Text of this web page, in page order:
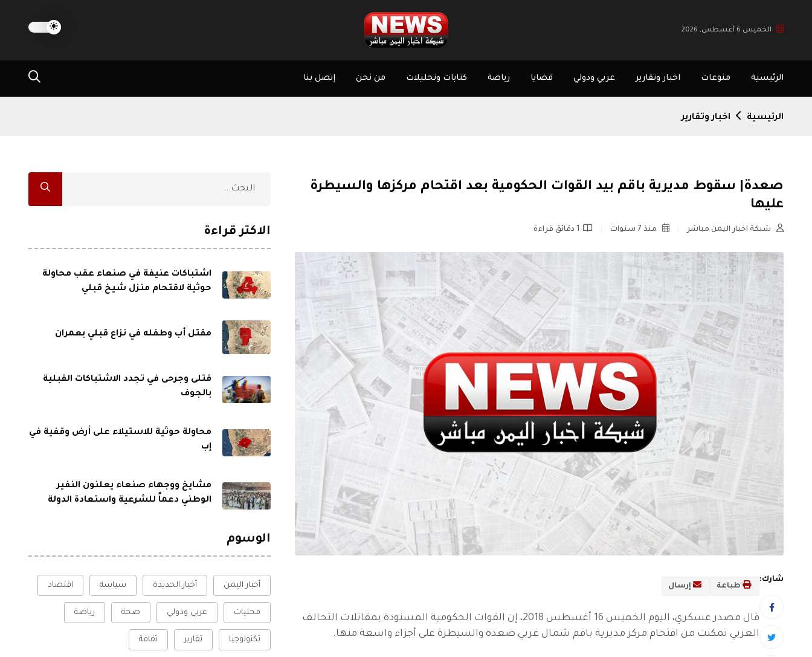
الخميس 6 أغسطس, 2026
الرئيسية منوعات اخبار وتقارير عربي ودولي قضايا رياضة كتابات وتحليلات من نحن إتصل بنا
الرئيسية اخبار وتقارير
صعدة| سقوط مديرية باقم بيد القوات الحكومية بعد اقتحام مركزها والسيطرة
عليها
شبكة اخبار اليمن مباشر منذ 7 سنوات 1 دقائق قراءة
شارك:
طباعة إرسال
قال مصدر عسكري، اليوم الخميس 16 أغسطس 2018، إن القوات الحكومية المسنودة بمقاتلات التحالف
العربي تمكنت من اقتحام مركز مديرية باقم شمال غربي صعدة والسيطرة على أجزاء واسعة منها.
الاكثر قراءة
اشتباكات عنيفة في صنعاء عقب محاولة
حوثية لاقتحام منزل شيخ قبلي
مقتل أب وطفله في نزاع قبلي بعمران
قتلى وجرحى في تجدد الاشتباكات القبلية
بالجوف
محاولة حوثية للاستيلاء على أرض وقفية في
إب
مشايخ ووجهاء صنعاء يعلنون النفير
الوطني دعماً للشرعية واستعادة الدولة
الوسوم
أخبار اليمن أخبار الحديدة سياسة اقتصاد
محليات عربي ودولي صحة رياضة
تكنولوجيا تقارير ثقافة